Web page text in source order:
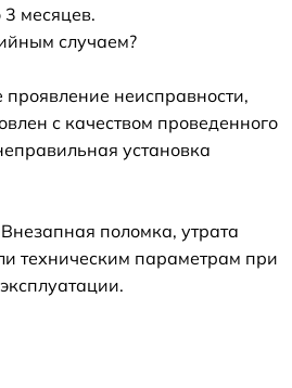
месяцев.
случаем?
неисправности,
с качеством проведенного
установка
поломка, утрата
техническим параметрам при